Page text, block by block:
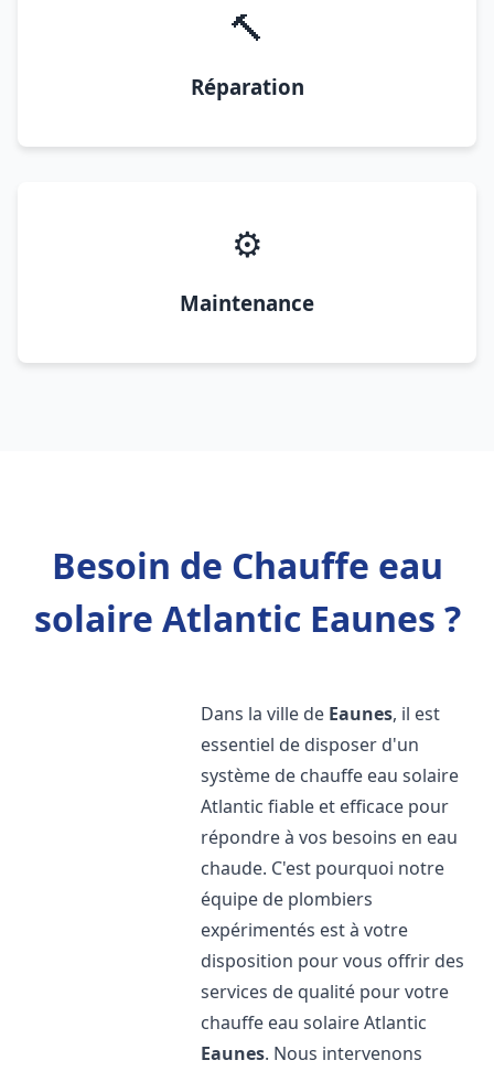
🔨
Réparation
⚙️
Maintenance
Besoin de Chauffe eau
solaire Atlantic Eaunes ?
Dans la ville de Eaunes, il est
essentiel de disposer d'un
système de chauffe eau solaire
Atlantic fiable et efficace pour
répondre à vos besoins en eau
chaude. C'est pourquoi notre
équipe de plombiers
expérimentés est à votre
disposition pour vous offrir des
services de qualité pour votre
chauffe eau solaire Atlantic
Eaunes. Nous intervenons